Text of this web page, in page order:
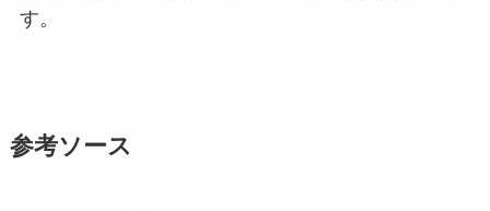
す。
参考ソース